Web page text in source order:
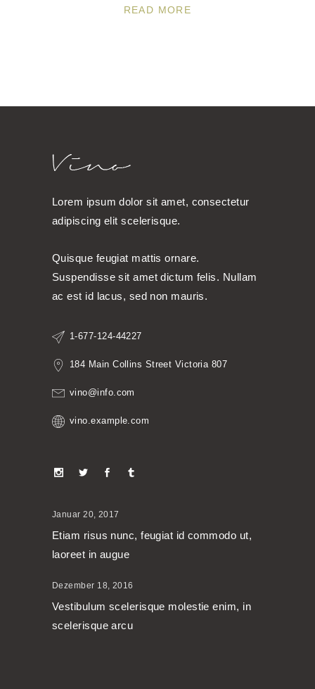
READ MORE
Lorem ipsum dolor sit amet, consectetur
adipiscing elit scelerisque.
Quisque feugiat mattis ornare.
Suspendisse sit amet dictum felis. Nullam
ac est id lacus, sed non mauris.
1-677-124-44227
184 Main Collins Street Victoria 807
vino@info.com
vino.example.com
Januar 20, 2017
Etiam risus nunc, feugiat id commodo ut,
laoreet in augue
Dezember 18, 2016
Vestibulum scelerisque molestie enim, in
scelerisque arcu